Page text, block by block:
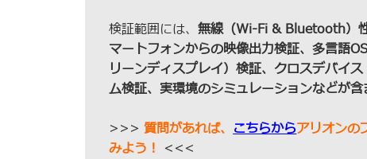
検証範囲には、無線（Wi-Fi & Bluetooth）
マートフォンからの映像出力検証、多言語
リーンディスプレイ）検証、クロスデバイ
ム検証、実環境のシミュレーションなどが
>>>質問があれば、 こちらからアリオンの
みよう！ <<<